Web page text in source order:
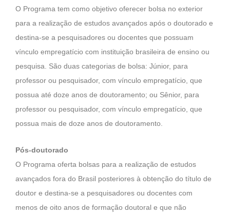
O Programa tem como objetivo oferecer bolsa no exterior
para a realização de estudos avançados após o doutorado e
destina-se a pesquisadores ou docentes que possuam
vínculo empregatício com instituição brasileira de ensino ou
pesquisa. São duas categorias de bolsa: Júnior, para
professor ou pesquisador, com vínculo empregatício, que
possua até doze anos de doutoramento; ou Sênior, para
professor ou pesquisador, com vínculo empregatício, que
possua mais de doze anos de doutoramento.
Pós-doutorado
O Programa oferta bolsas para a realização de estudos
avançados fora do Brasil posteriores à obtenção do título de
doutor e destina-se a pesquisadores ou docentes com
menos de oito anos de formação doutoral e que não